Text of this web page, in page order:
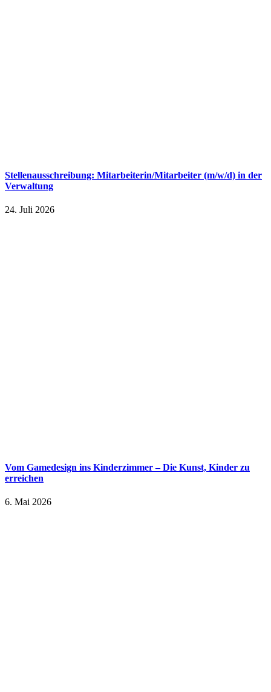
Stellenausschreibung: Mitarbeiterin/Mitarbeiter (m/w/d) in der
Verwaltung
24. Juli 2026
Vom Gamedesign ins Kinderzimmer – Die Kunst, Kinder zu
erreichen
6. Mai 2026